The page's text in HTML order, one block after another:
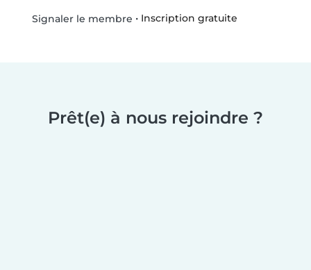
Signaler le membre • Inscription gratuite
Prêt(e) à nous rejoindre ?